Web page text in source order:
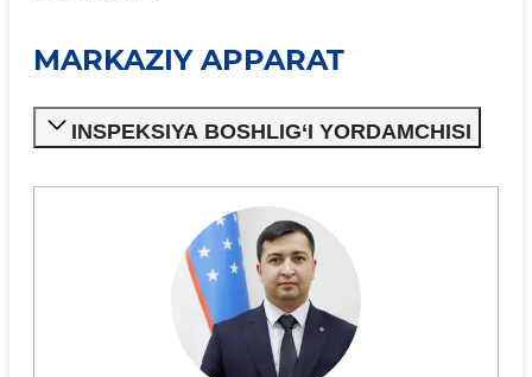
MARKAZIY APPARAT
INSPEKSIYA BOSHLIG‘I YORDAMCHISI